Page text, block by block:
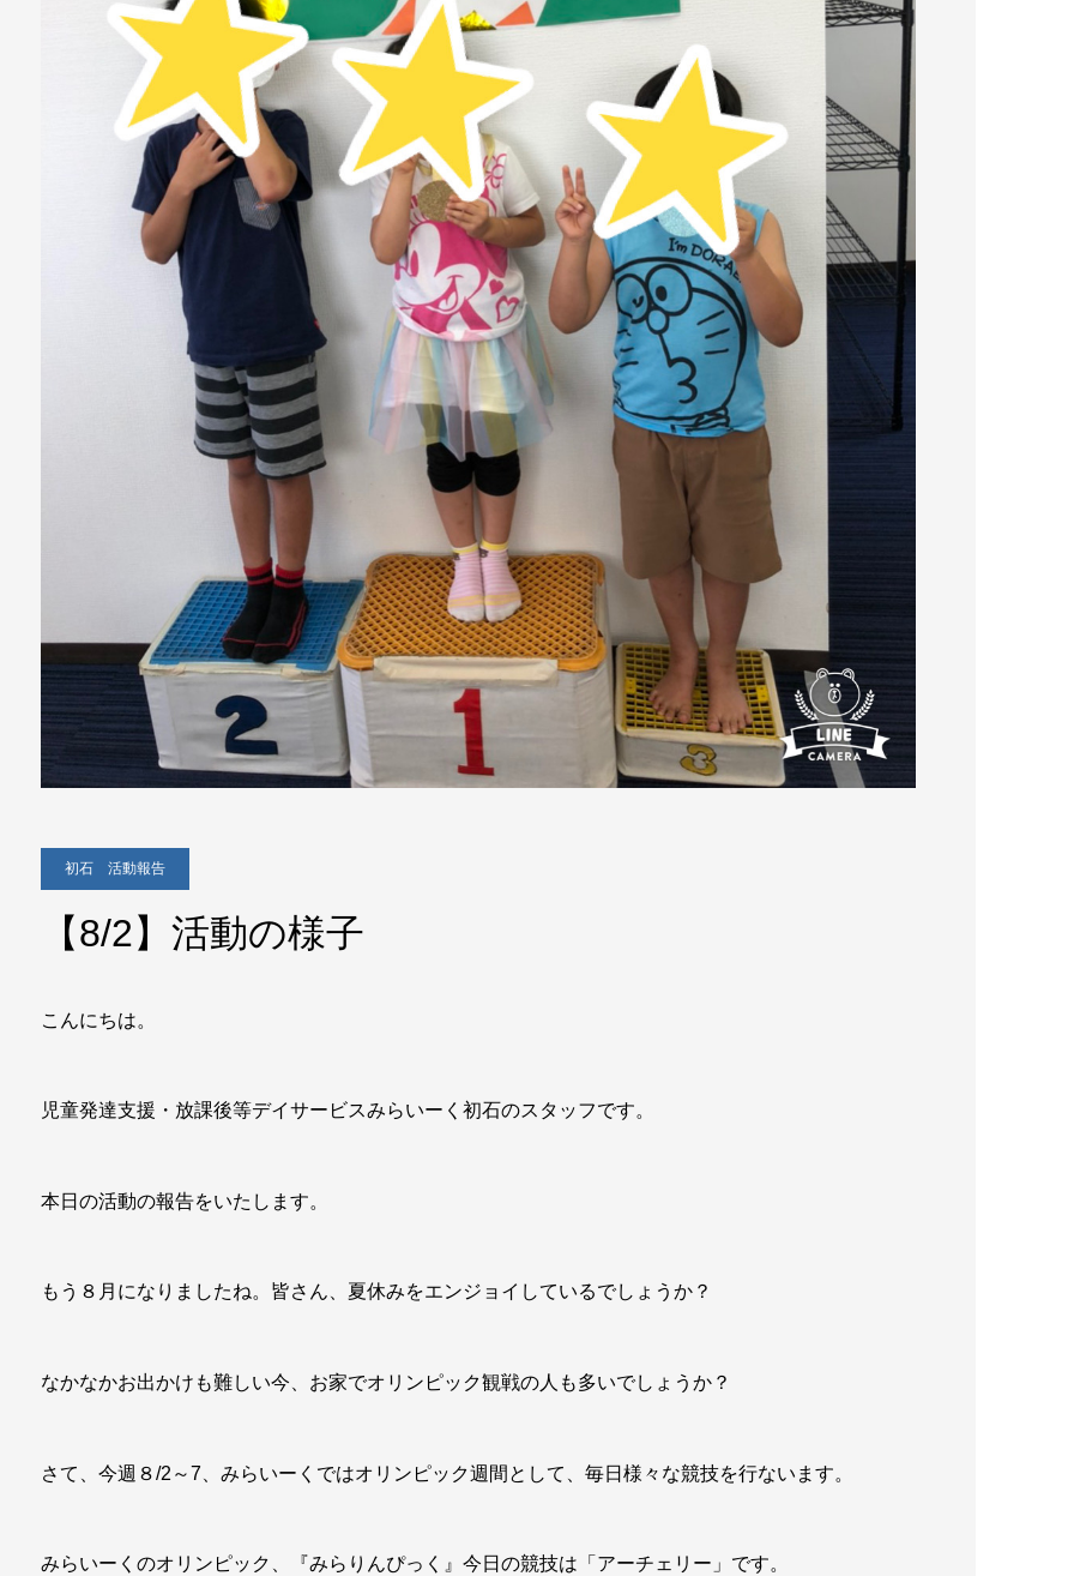
初石 活動報告
【8/2】活動の様子
こんにちは。
児童発達支援・放課後等デイサービスみらいーく初石のスタッフです。
本日の活動の報告をいたします。
もう８月になりましたね。皆さん、夏休みをエンジョイしているでしょうか？
なかなかお出かけも難しい今、お家でオリンピック観戦の人も多いでしょうか？
さて、今週８/2～7、みらいーくではオリンピック週間として、毎日様々な競技を行ないます。
みらいーくのオリンピック、『みらりんぴっく』今日の競技は「アーチェリー」です。